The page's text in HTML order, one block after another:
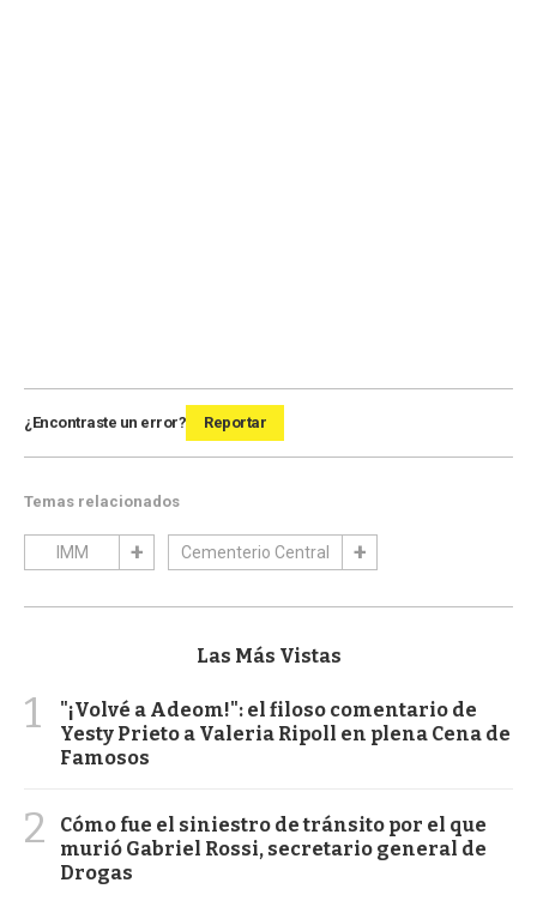
¿Encontraste un error? Reportar
Temas relacionados
IMM Cementerio Central
Las Más Vistas
1
"¡Volvé a Adeom!": el filoso comentario de
Yesty Prieto a Valeria Ripoll en plena Cena de
Famosos
2
Cómo fue el siniestro de tránsito por el que
murió Gabriel Rossi, secretario general de
Drogas